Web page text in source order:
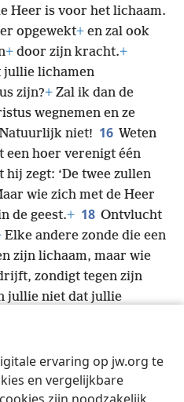
ervaring op jw.org te
en vergelijkbare
Heer is voor het lichaam.
opgewekt+ en zal ook
+ door zijn kracht.+
jullie lichamen
zijn?+ Zal ik dan de
wegnemen en ze
niet! 16 Weten
een hoer verenigt één
hij zegt: ‘De twee zullen
wie zich met de Heer
de geest.+ 18 Ontvlucht
Elke andere zonde die een
zijn lichaam, maar wie
zondigt tegen zijn
jullie niet dat jullie
zijn gekocht tegen een
lichaam.+